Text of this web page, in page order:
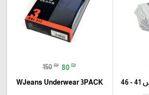
150 ₪ 80 ₪
WJeans Underwear 3PACK